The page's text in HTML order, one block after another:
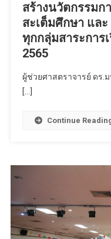
สร้างนวัตกรรมก
สะเต็มศึกษา แล
ทุกกลุ่มสาระการ
2565
ผู้ช่วยศาสตราจารย์ ดร.
[…]
Continue